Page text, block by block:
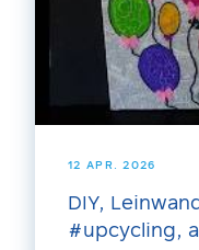
12 APR. 2026
DIY,
#upcycling,